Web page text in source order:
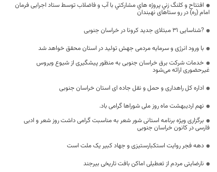
افتتاح و كلنگ زني پروژه هاي مشاركتي با آب و فاضلاب توسط ستاد اجرایی فرمان
امام (ره) در رو ستاهای نهبندان
?شناسایی ۳۱ مبتلای جدید کرونا در خراسان جنوبی
با ورود انرژی و سرمایه مردمی جهش تولید در استان محقق خواهد شد
خدمات شرکت برق خراسان جنوبی به منظور پیشگیری از شیوع ویروس
غیرحضوری ارائه می‌شود
اداره کل راهداری و حمل و نقل جاده ای استان خراسان جنوبی
نهم اردیبهشت ماه روز ملی شوراها گرامی باد.
برگزاری ویژه برنامه استانی شور شعر به مناسبت گرامی داشت روز شعر و ادبی
فارسی در کانون خراسان جنوبی
دهه فجر روایت استکبارستیزی و جهاد کبیر یک ملت است
نارضایتی مردم از تعطیلی اماکن بافت تاریخی بیرجند